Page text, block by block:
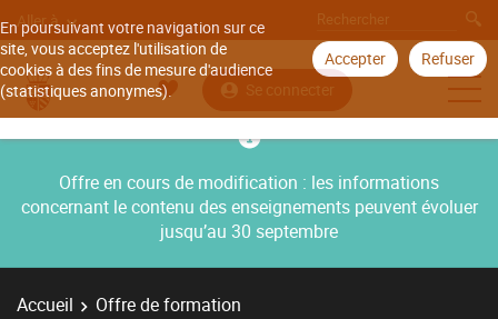
En poursuivant votre navigation sur ce
site, vous acceptez l'utilisation de
cookies à des fins de mesure d'audience
(statistiques anonymes).
Accepter Refuser
Aller à
Se connecter
Offre en cours de modification : les informations
concernant le contenu des enseignements peuvent évoluer
jusqu’au 30 septembre
Accueil
Offre de formation